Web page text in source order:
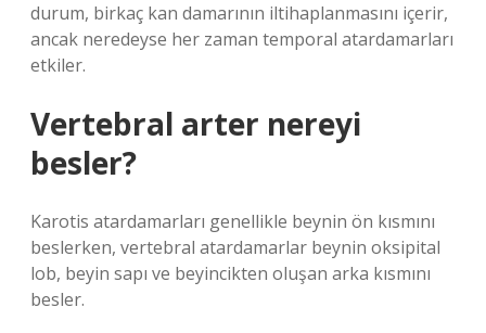
durum, birkaç kan damarının iltihaplanmasını içerir,
ancak neredeyse her zaman temporal atardamarları
etkiler.
Vertebral arter nereyi
besler?
Karotis atardamarları genellikle beynin ön kısmını
beslerken, vertebral atardamarlar beynin oksipital
lob, beyin sapı ve beyincikten oluşan arka kısmını
besler.